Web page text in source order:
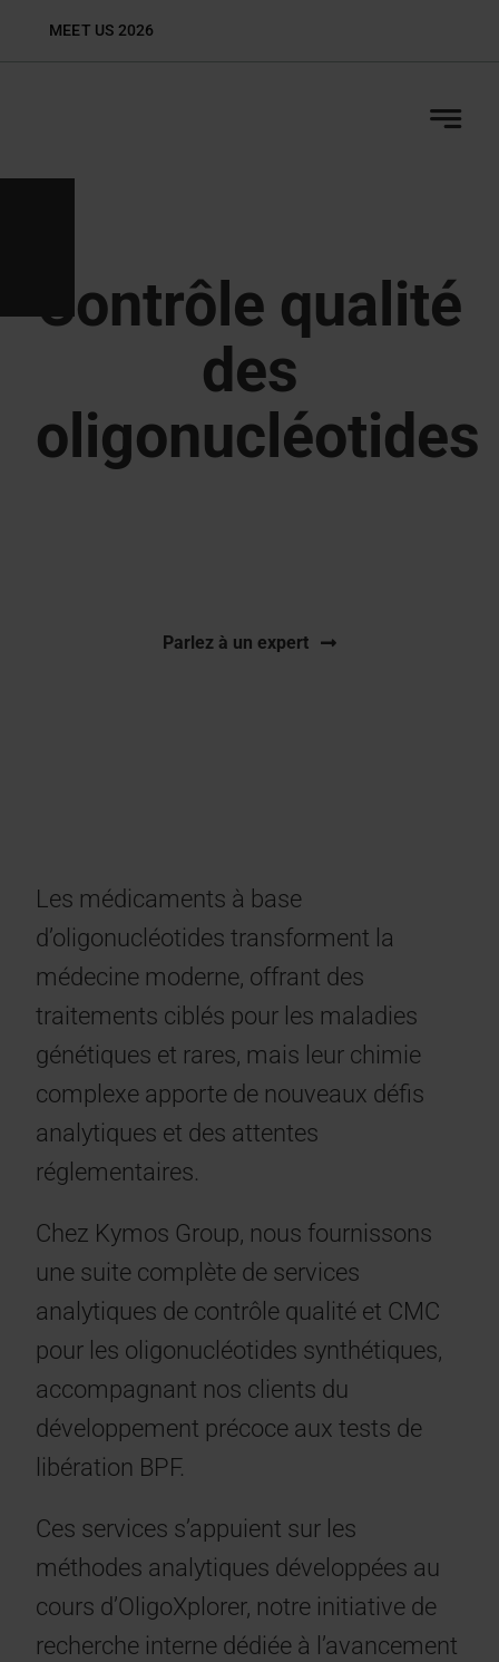
MEET US 2026
Contrôle qualité
des
oligonucléotides
Parlez à un expert
Les médicaments à base
d’oligonucléotides transforment la
médecine moderne, offrant des
traitements ciblés pour les maladies
génétiques et rares, mais leur chimie
complexe apporte de nouveaux défis
analytiques et des attentes
réglementaires.
Chez Kymos Group, nous fournissons
une suite complète de services
analytiques de contrôle qualité et CMC
pour les oligonucléotides synthétiques,
accompagnant nos clients du
développement précoce aux tests de
libération BPF.
Ces services s’appuient sur les
méthodes analytiques développées au
cours d’OligoXplorer, notre initiative de
recherche interne dédiée à l’avancement